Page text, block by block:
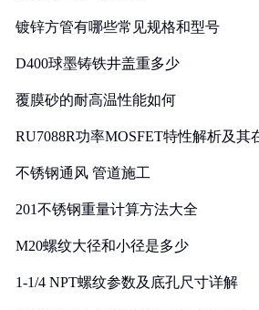
镀锌方管有哪些常见规格和型号
D400球墨铸铁井盖重多少
覆膜砂的耐高温性能如何
RU7088R功率MOSFET特性解析及其
不锈钢通风 管道施工
201不锈钢重量计算方法大全
M20螺纹大径和小径是多少
1-1/4 NPT螺纹参数及底孔尺寸详解